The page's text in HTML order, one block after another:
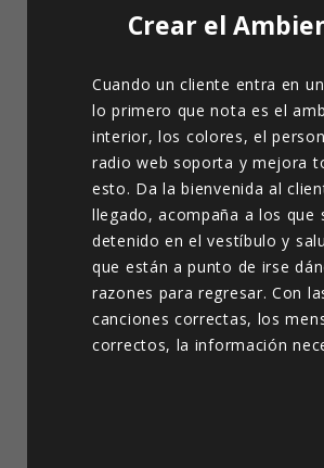
Crear el
Cuando un cliente entra en
lo primero que nota es el
interior, los colores, el
radio web soporta y mejora
esto. Da la bienvenida al
llegado, acompaña a los que
detenido en el vestíbulo y
que están a punto de irse
razones para regresar. Con
canciones correctas, los
correctos, la información